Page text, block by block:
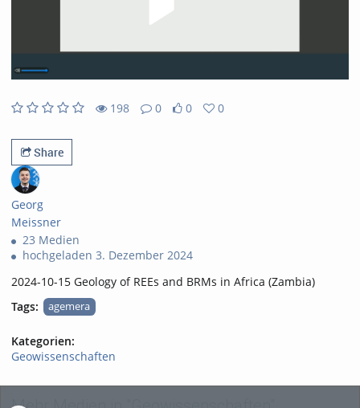
198
0
0
0
Share
Georg
Meissner
23 Medien
hochgeladen 3. Dezember 2024
2024-10-15 Geology of REEs and BRMs in Africa (Zambia)
Tags:
agemera
Kategorien:
Geowissenschaften